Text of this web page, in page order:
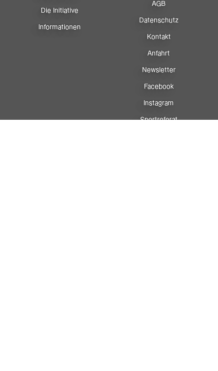
Die Initiative
Informationen
AGB
Datenschutz
Kontakt
Anfahrt
Newsletter
Facebook
Instagram
Sportreferat